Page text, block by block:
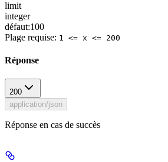
limit
integer
défaut:100
Plage requise: 1 <= x <= 200
Réponse
200
application/json
Réponse en cas de succès